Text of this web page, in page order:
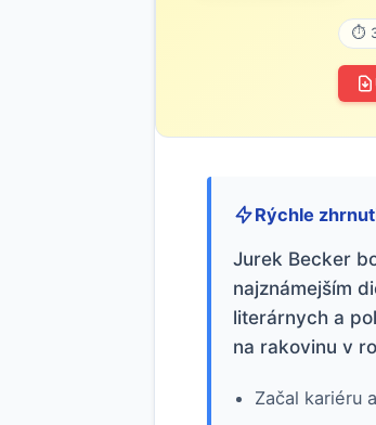
⏱
Rýchle
Jurek Becker
najznámejším
literárnych a
na rakovinu v
Začal kariéru